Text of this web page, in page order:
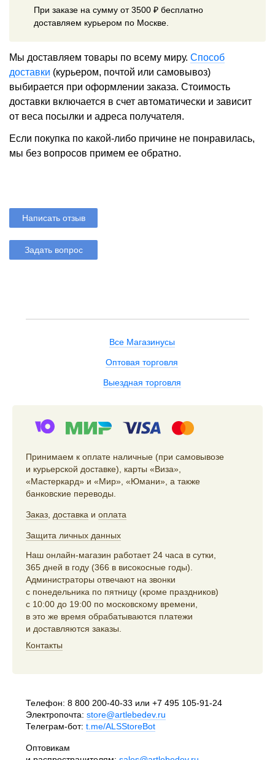
При заказе на сумму от 3500 ₽ бесплатно
доставляем курьером по Москве.
Мы доставляем товары по всему миру. Способ
доставки (курьером, почтой или самовывоз)
выбирается при оформлении заказа. Стоимость
доставки включается в счет автоматически и зависит
от веса посылки и адреса получателя.
Если покупка по какой-либо причине не понравилась,
мы без вопросов примем ее обратно.
Написать отзыв
Задать вопрос
Все Магазинусы
Оптовая торговля
Выездная торговля
Принимаем к оплате наличные (при самовывозе
и курьерской доставке), карты «Виза»,
«Мастеркард» и «Мир», «Юмани», а также
банковские переводы.
Заказ доставка и оплата
Защита личных данных
Наш онлайн-магазин работает 24 часа в сутки,
365 дней в году (366 в високосные годы).
Администраторы отвечают на звонки
с понедельника по пятницу (кроме праздников)
с 10:00 до 19:00 по московскому времени,
в это же время обрабатываются платежи
и доставляются заказы.
Контакты
Телефон: 8 800 200-40-33 или +7 495 105-91-24
Электропочта: store@artlebedev.ru
Телеграм-бот: t.me/ALSStoreBot
Оптовикам